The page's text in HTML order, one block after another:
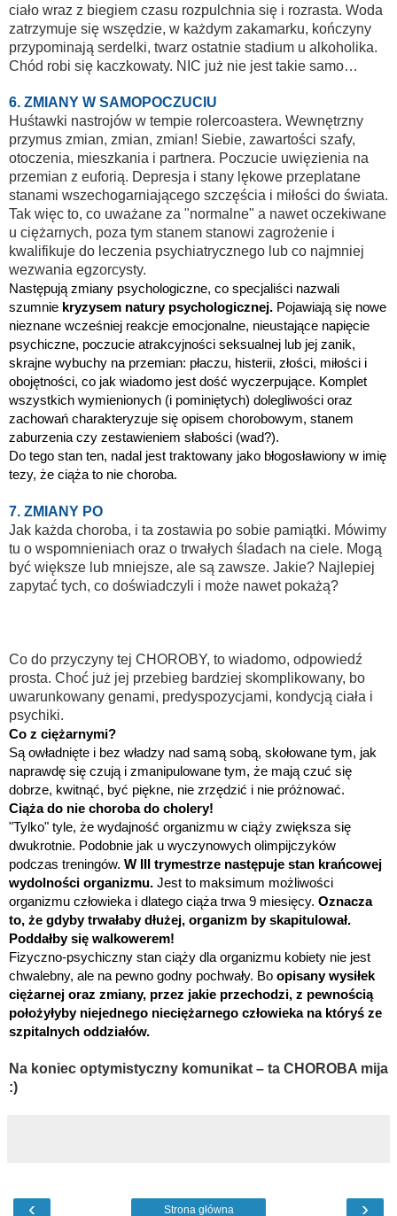
ciało wraz z biegiem czasu rozpulchnia się i rozrasta. Woda
zatrzymuje się wszędzie, w każdym zakamarku, kończyny
przypominają serdelki, twarz ostatnie stadium u alkoholika.
Chód robi się kaczkowaty. NIC już nie jest takie samo…
6. ZMIANY W SAMOPOCZUCIU
Huśtawki nastrojów w tempie rolercoastera. Wewnętrzny
przymus zmian, zmian, zmian! Siebie, zawartości szafy,
otoczenia, mieszkania i partnera. Poczucie uwięzienia na
przemian z euforią. Depresja i stany lękowe przeplatane
stanami wszechogarniającego szczęścia i miłości do świata.
Tak więc to, co uważane za "normalne" a nawet oczekiwane
u ciężarnych, poza tym stanem stanowi zagrożenie i
kwalifikuje do leczenia psychiatrycznego lub co najmniej
wezwania egzorcysty.
Następują zmiany psychologiczne, co specjaliści nazwali
szumnie kryzysem natury psychologicznej. Pojawiają się nowe
nieznane wcześniej reakcje emocjonalne, nieustające napięcie
psychiczne, poczucie atrakcyjności seksualnej lub jej zanik,
skrajne wybuchy na przemian: płaczu, histerii, złości, miłości i
obojętności, co jak wiadomo jest dość wyczerpujące. Komplet
wszystkich wymienionych (i pominiętych) dolegliwości oraz
zachowań charakteryzuje się opisem chorobowym, stanem
zaburzenia czy zestawieniem słabości (wad?).
Do tego stan ten, nadal jest traktowany jako błogosławiony w imię
tezy, że ciąża to nie choroba.
7. ZMIANY PO
Jak każda choroba, i ta zostawia po sobie pamiątki. Mówimy
tu o wspomnieniach oraz o trwałych śladach na ciele. Mogą
być większe lub mniejsze, ale są zawsze. Jakie? Najlepiej
zapytać tych, co doświadczyli i może nawet pokażą?
Co do przyczyny tej CHOROBY, to wiadomo, odpowiedź
prosta. Choć już jej przebieg bardziej skomplikowany, bo
uwarunkowany genami, predyspozycjami, kondycją ciała i
psychiki.
Co z ciężarnymi?
Są owładnięte i bez władzy nad samą sobą, skołowane tym, jak
naprawdę się czują i zmanipulowane tym, że mają czuć się
dobrze, kwitnąć, być piękne, nie zrzędzić i nie próżnować.
Ciąża do nie choroba do cholery!
"Tylko" tyle, że wydajność organizmu w ciąży zwiększa się
dwukrotnie. Podobnie jak u wyczynowych olimpijczyków
podczas treningów. W III trymestrze następuje stan krańcowej
wydolności organizmu. Jest to maksimum możliwości
organizmu człowieka i dlatego ciąża trwa 9 miesięcy. Oznacza
to, że gdyby trwałaby dłużej, organizm by skapitulował.
Poddałby się walkowerem!
Fizyczno-psychiczny stan ciąży dla organizmu kobiety nie jest
chwalebny, ale na pewno godny pochwały. Bo opisany wysiłek
ciężarnej oraz zmiany, przez jakie przechodzi, z pewnością
położyłyby niejednego nieciężarnego człowieka na któryś ze
szpitalnych oddziałów.
Na koniec optymistyczny komunikat – ta CHOROBA mija
:)
‹ ›
Strona główna